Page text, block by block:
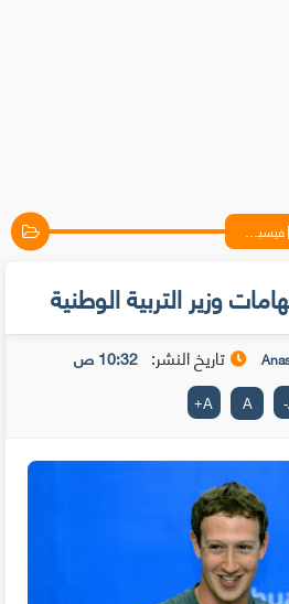
فيسبوك يرد على اتهامات وزير التربية الوطنية
وزير التربية الوطنية
تاريخ النشر: 10:32 ص
-
A
A
+